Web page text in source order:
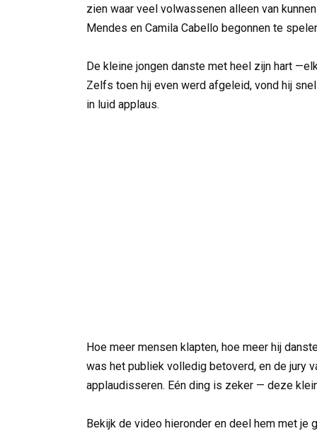
zien waar veel volwassenen alleen van
Mendes en Camila Cabello begonnen te
De kleine jongen danste met heel zijn hart
Zelfs toen hij even werd afgeleid, vond hij
in luid applaus.
Hoe meer mensen klapten, hoe meer hij
was het publiek volledig betoverd, en de jury
applaudisseren. Eén ding is zeker — deze
Bekijk de video hieronder en deel hem met je